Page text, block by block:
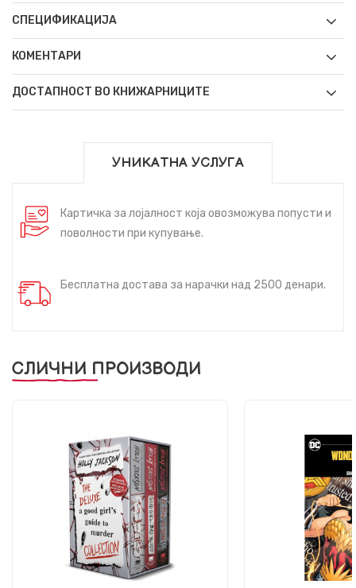
СПЕЦИФИКАЦИЈА
КОМЕНТАРИ
ДОСТАПНОСТ ВО КНИЖАРНИЦИТЕ
УНИКАТНА УСЛУГА
Картичка за лојалност која овозможува попусти и
поволности при купување.
Бесплатна достава за нарачки над 2500 денари.
СЛИЧНИ ПРОИЗВОДИ